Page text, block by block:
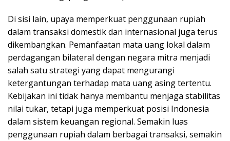
Di sisi lain, upaya memperkuat penggunaan rupiah
dalam transaksi domestik dan internasional juga terus
dikembangkan. Pemanfaatan mata uang lokal dalam
perdagangan bilateral dengan negara mitra menjadi
salah satu strategi yang dapat mengurangi
ketergantungan terhadap mata uang asing tertentu.
Kebijakan ini tidak hanya membantu menjaga stabilitas
nilai tukar, tetapi juga memperkuat posisi Indonesia
dalam sistem keuangan regional. Semakin luas
penggunaan rupiah dalam berbagai transaksi, semakin